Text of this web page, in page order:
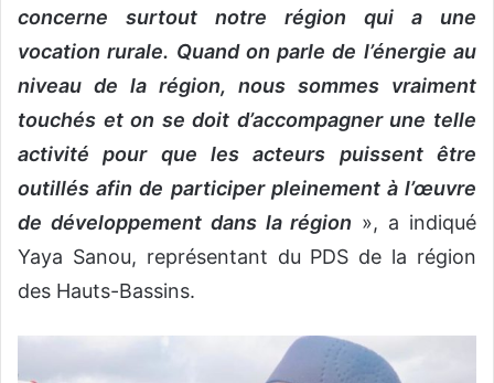
concerne surtout notre région qui a une
vocation rurale. Quand on parle de l’énergie au
niveau de la région, nous sommes vraiment
touchés et on se doit d’accompagner une telle
activité pour que les acteurs puissent être
outillés afin de participer pleinement à l’œuvre
de développement dans la région », a indiqué
Yaya Sanou, représentant du PDS de la région
des Hauts-Bassins.